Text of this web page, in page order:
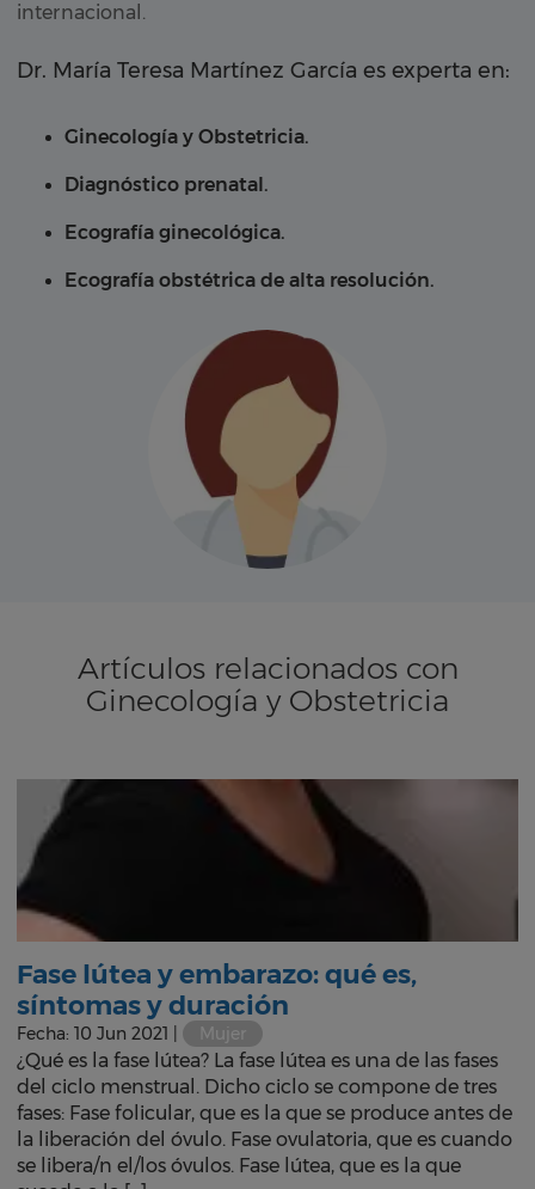
internacional.
Dr. María Teresa Martínez García es experta en:
Ginecología y Obstetricia.
Diagnóstico prenatal.
Ecografía ginecológica.
Ecografía obstétrica de alta resolución.
Artículos relacionados con
Ginecología y Obstetricia
Fase lútea y embarazo: qué es,
síntomas y duración
Fecha: 10 Jun 2021 | Mujer
¿Qué es la fase lútea? La fase lútea es una de las fases
del ciclo menstrual. Dicho ciclo se compone de tres
fases: Fase folicular, que es la que se produce antes de
la liberación del óvulo. Fase ovulatoria, que es cuando
se libera/n el/los óvulos. Fase lútea, que es la que